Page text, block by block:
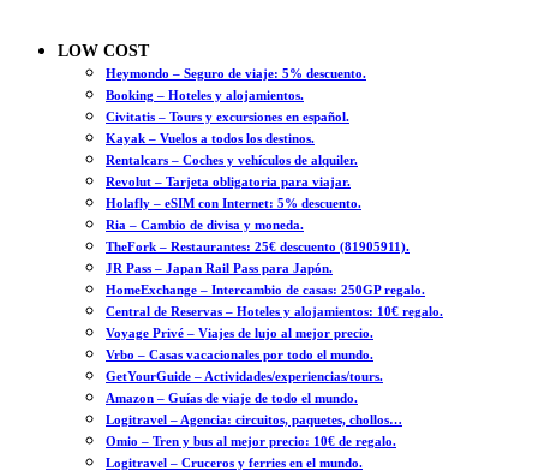
LOW COST
Heymondo – Seguro de viaje: 5% descuento.
Booking – Hoteles y alojamientos.
Civitatis – Tours y excursiones en español.
Kayak – Vuelos a todos los destinos.
Rentalcars – Coches y vehículos de alquiler.
Revolut – Tarjeta obligatoria para viajar.
Holafly – eSIM con Internet: 5% descuento.
Ria – Cambio de divisa y moneda.
TheFork – Restaurantes: 25€ descuento (81905911).
JR Pass – Japan Rail Pass para Japón.
HomeExchange – Intercambio de casas: 250GP regalo.
Central de Reservas – Hoteles y alojamientos: 10€ regalo.
Voyage Privé – Viajes de lujo al mejor precio.
Vrbo – Casas vacacionales por todo el mundo.
GetYourGuide – Actividades/experiencias/tours.
Amazon – Guías de viaje de todo el mundo.
Logitravel – Agencia: circuitos, paquetes, chollos…
Omio – Tren y bus al mejor precio: 10€ de regalo.
Logitravel – Cruceros y ferries en el mundo.